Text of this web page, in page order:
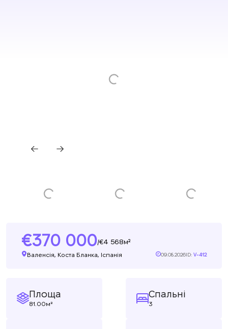
370 000/ 4 568м²
Валенсія, Коста Бланка, Іспанія 09.08.2026ID: V-412
Площа
81.00м²
Спальні
3